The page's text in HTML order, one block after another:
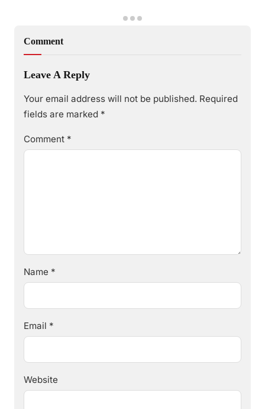
Comment
Leave A Reply
Your email address will not be published. Required
fields are marked *
Comment *
Name *
Email *
Website